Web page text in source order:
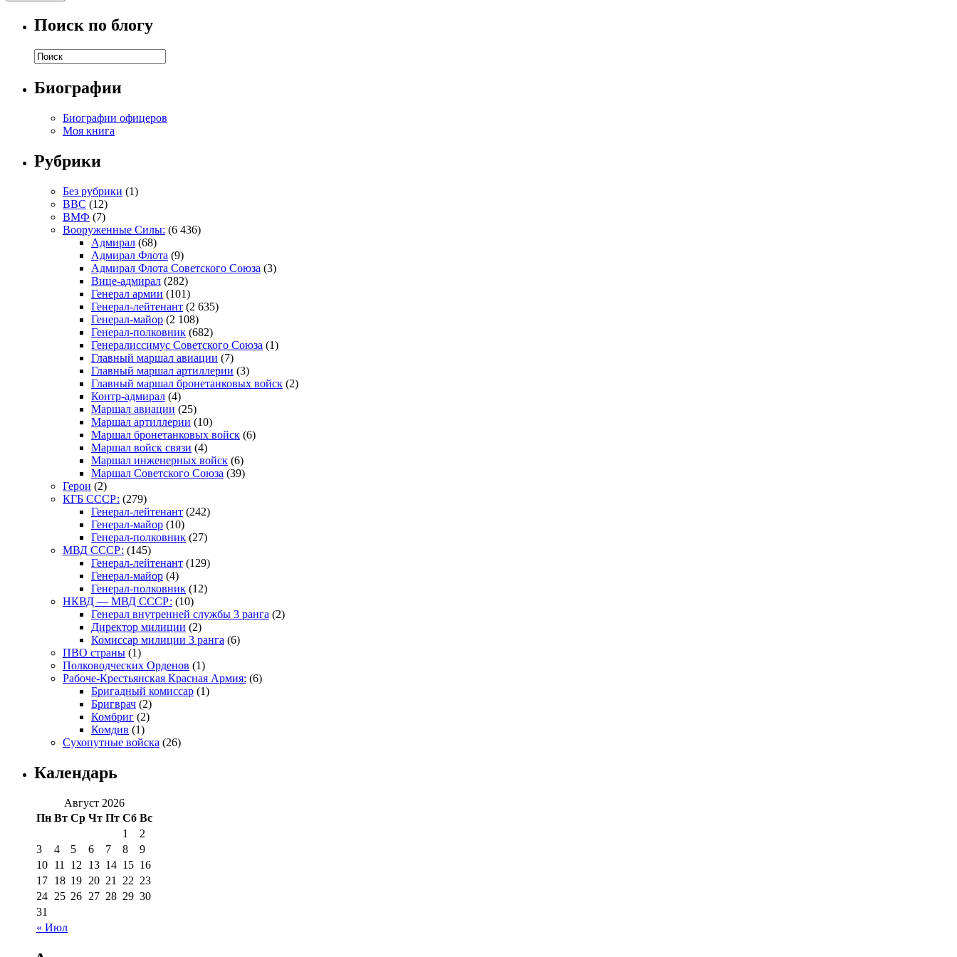
Поиск по блогу
Биографии
Биографии офицеров
Моя книга
Рубрики
Без рубрики (1)
ВВС (12)
ВМФ (7)
Вооруженные Силы: (6 436)
Адмирал (68)
Адмирал Флота (9)
Адмирал Флота Советского Союза (3)
Вице-адмирал (282)
Генерал армии (101)
Генерал-лейтенант (2 635)
Генерал-майор (2 108)
Генерал-полковник (682)
Генералиссимус Советского Союза (1)
Главный маршал авиации (7)
Главный маршал артиллерии (3)
Главный маршал бронетанковых войск (2)
Контр-адмирал (4)
Маршал авиации (25)
Маршал артиллерии (10)
Маршал бронетанковых войск (6)
Маршал войск связи (4)
Маршал инженерных войск (6)
Маршал Советского Союза (39)
Герои (2)
КГБ СССР: (279)
Генерал-лейтенант (242)
Генерал-майор (10)
Генерал-полковник (27)
МВД СССР: (145)
Генерал-лейтенант (129)
Генерал-майор (4)
Генерал-полковник (12)
НКВД — МВД СССР: (10)
Генерал внутренней службы 3 ранга (2)
Директор милиции (2)
Комиссар милиции 3 ранга (6)
ПВО страны (1)
Полководческих Орденов (1)
Рабоче-Крестьянская Красная Армия: (6)
Бригадный комиссар (1)
Бригврач (2)
Комбриг (2)
Комдив (1)
Сухопутные войска (26)
Календарь
Август 2026
Пн Вт Ср Чт Пт Сб Вс
« Июл
1
2
3
4 5 6 7 8
9
10 11 12 13 14 15 16
17 18 19 20 21 22 23
24 25 26 27 28 29 30
31